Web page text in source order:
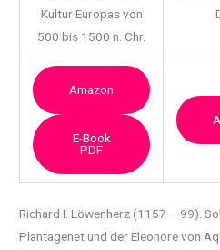
Kultur Europas von
500 bis 1500 n. Chr.
Amazon
E-Book
PDF
Richard I. Löwenherz (1157 – 99).
Plantagenet und derEleonore von